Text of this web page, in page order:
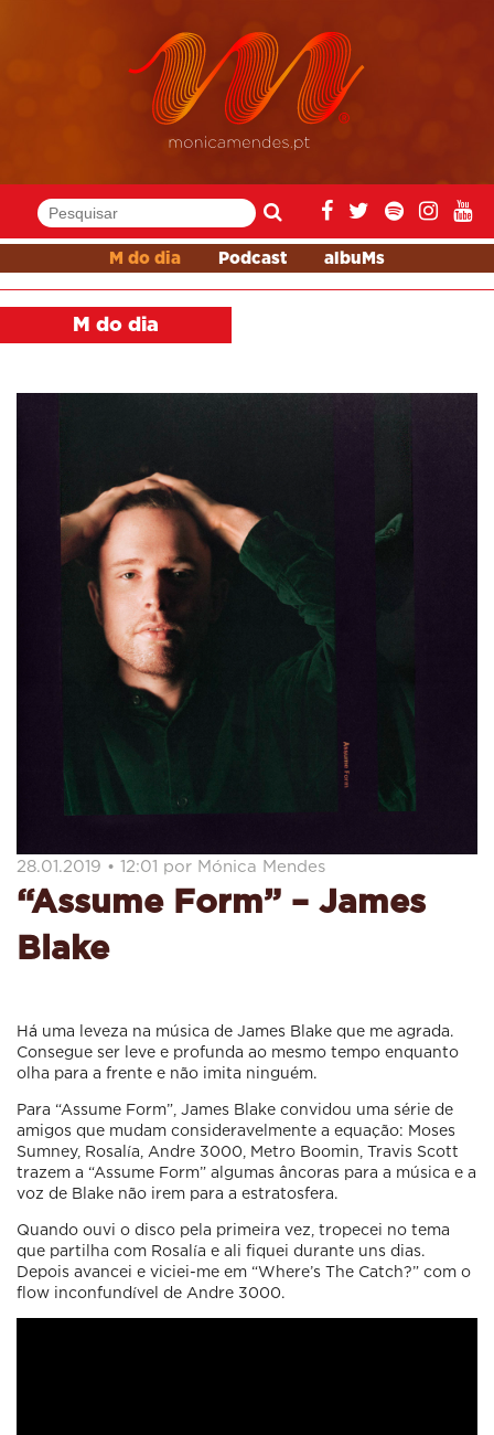
M do dia Podcast albuMs
M do dia
28.01.2019 • 12:01 por Mónica Mendes
“Assume Form” – James
Blake
Há uma leveza na música de James Blake que me agrada.
Consegue ser leve e profunda ao mesmo tempo enquanto
olha para a frente e não imita ninguém.
Para “Assume Form”, James Blake convidou uma série de
amigos que mudam consideravelmente a equação: Moses
Sumney, Rosalía, Andre 3000, Metro Boomin, Travis Scott
trazem a “Assume Form” algumas âncoras para a música e a
voz de Blake não irem para a estratosfera.
Quando ouvi o disco pela primeira vez, tropecei no tema
que partilha com Rosalía e ali fiquei durante uns dias.
Depois avancei e viciei-me em “Where’s The Catch?” com o
flow inconfundível de Andre 3000.